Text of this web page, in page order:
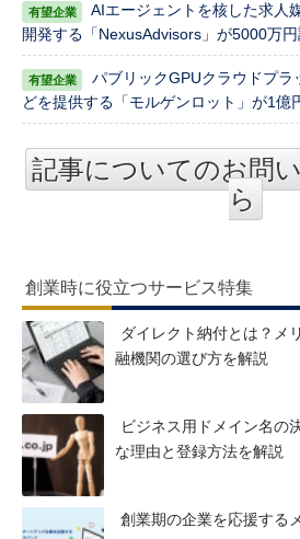
AIエージェントを核した求人
開発する「NexusAdvisors」が5000万円
パブリックGPUクラウドプラ
どを提供する「モルゲンロット」が1億
記事についてのお問
ら
創業時に役立つサービス特集
ダイレクト納付とは？メ
融機関の選び方を解説
ビジネス用ドメイン名の
な理由と登録方法を解説
創業期の企業を応援する